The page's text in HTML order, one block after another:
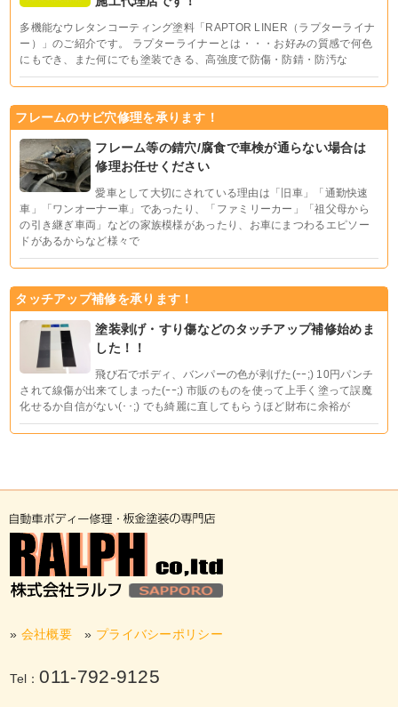
多機能なウレタンコーティング塗料「RAPTOR LINER（ラプターライナ
ー）」のご紹介です。 ラプターライナーとは・・・お好みの質感で何色
にもでき、また何にでも塗装できる、高強度で防傷・防錆・防汚な
フレームのサビ穴修理を承ります！
フレーム等の錆穴/腐食で車検が通らない場合は
修理お任せください
愛車として大切にされている理由は「旧車」「通勤快速
車」「ワンオーナー車」であったり、「ファミリーカー」「祖父母から
の引き継ぎ車両」などの家族模様があったり、お車にまつわるエピソー
ドがあるからなど様々で
タッチアップ補修を承ります！
塗装剥げ・すり傷などのタッチアップ補修始めま
した！！
飛び石でボディ、バンパーの色が剥げた(ｰｰ;) 10円パンチ
されて線傷が出来てしまった(ｰｰ;) 市販のものを使って上手く塗って誤魔
化せるか自信がない(･･;) でも綺麗に直してもらうほど財布に余裕が
» 会社概要 » プライバシーポリシー
Tel：011-792-9125